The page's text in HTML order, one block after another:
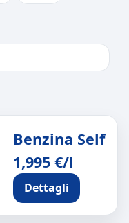
Benzina Self
1,995 €/l
Dettagli